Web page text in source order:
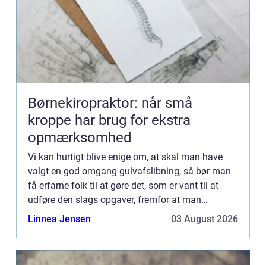
Børnekiropraktor: når små
kroppe har brug for ekstra
opmærksomhed
Vi kan hurtigt blive enige om, at skal man have
valgt en god omgang gulvafslibning, så bør man
få erfarne folk til at gøre det, som er vant til at
udføre den slags opgaver, fremfor at man
forsøger sig med at g&...
Linnea Jensen 03 August 2026